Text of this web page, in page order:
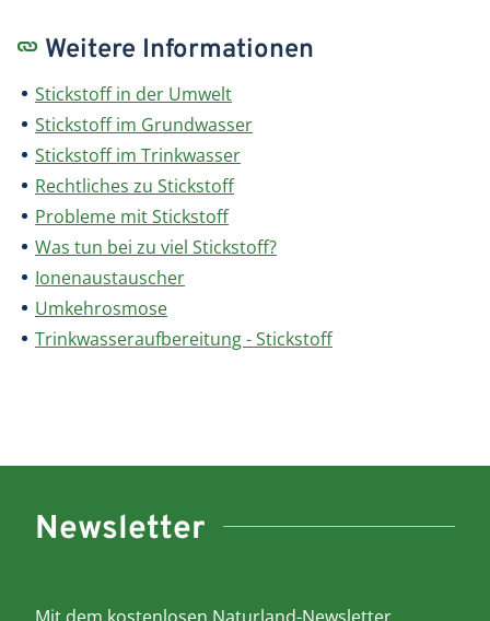
Weitere Informationen
Stickstoff in der Umwelt
Stickstoff im Grundwasser
Stickstoff im Trinkwasser
Rechtliches zu Stickstoff
Probleme mit Stickstoff
Was tun bei zu viel Stickstoff?
Ionenaustauscher
Umkehrosmose
Trinkwasseraufbereitung - Stickstoff
Newsletter